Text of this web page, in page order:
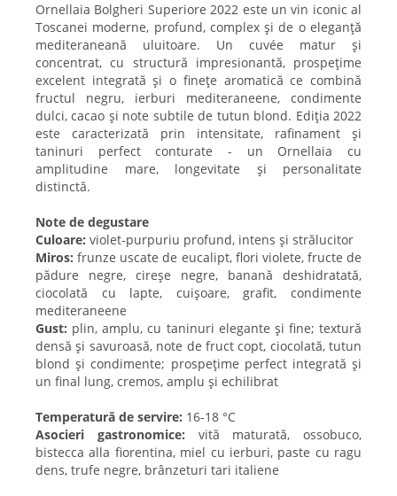
Ornellaia Bolgheri Superiore 2022 este un vin iconic al
Toscanei moderne, profund, complex și de o eleganță
mediteraneană uluitoare. Un cuvée matur și
concentrat, cu structură impresionantă, prospețime
excelent integrată și o finețe aromatică ce combină
fructul negru, ierburi mediteraneene, condimente
dulci, cacao și note subtile de tutun blond. Ediția 2022
este caracterizată prin intensitate, rafinament și
taninuri perfect conturate - un Ornellaia cu
amplitudine mare, longevitate și personalitate
distinctă.
Note de degustare
Culoare: violet-purpuriu profund, intens și strălucitor
Miros: frunze uscate de eucalipt, flori violete, fructe de
pădure negre, cireșe negre, banană deshidratată,
ciocolată cu lapte, cuișoare, grafit, condimente
mediteraneene
Gust: plin, amplu, cu taninuri elegante și fine; textură
densă și savuroasă, note de fruct copt, ciocolată, tutun
blond și condimente; prospețime perfect integrată și
un final lung, cremos, amplu și echilibrat
Temperatură de servire: 16-18 °C
Asocieri gastronomice: vită maturată, ossobuco,
bistecca alla fiorentina, miel cu ierburi, paste cu ragu
dens, trufe negre, brânzeturi tari italiene